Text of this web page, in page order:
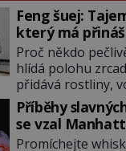
Feng šuej:
který má
Proč někdo
hlídá polohu
přidává rostliny,
Feng šuej tvrdí,
soubor zdí a
kterým proudí
Příběhy
se vzal
Mary?
Promíchejte